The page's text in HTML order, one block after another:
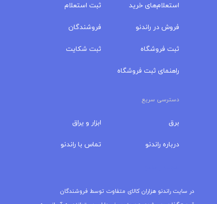
استعلام‌های خرید
فروش در راندنو
ثبت فروشگاه
راهنمای ثبت فروشگاه
ثبت استعلام
فروشندگان
ثبت شکایت
دسترسی سریع
برق
درباره‌ راندنو
ابزار و یراق
تماس با راندنو
در سایت راندنو هزاران کالای متفاوت توسط فروشندگان